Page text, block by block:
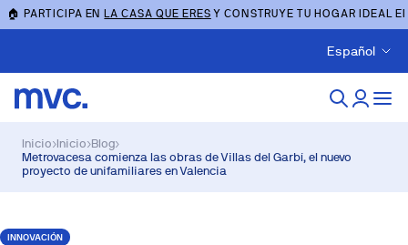
🏠 PARTICIPA ENLA CASA QUE ERES Y CONSTRUYE TU HOGAR IDEAL
Español
Inicio›Inicio›Blog›
Metrovacesa comienza las obras de Villas del Garbí, el nuevo
proyecto de unifamiliares en Valencia
INNOVACIÓN